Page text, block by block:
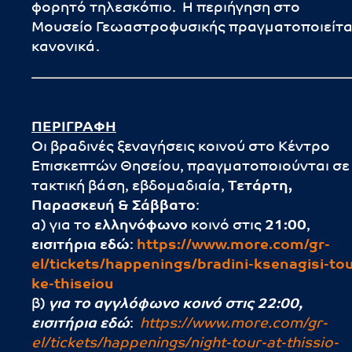
φορητό τηλεσκόπιο. Η περιήγηση στο
Μουσείο Γεωαστροφυσικής
κανονικά.
ΠΕΡΙΓΡΑΦΗ
Οι βραδινές ξεναγήσεις κοινού στο Κέντρο
Επισκεπτών Θησείου, πραγματοποιούνται σε
τακτική βάση, εβδομαδιαία, Τετάρτη,
Παρασκευή & Σάββατο:
α) για το ελληνόφωνο κοινό στις 21:00,
εισιτήρια εδώ: https://www.more.com/gr-
el/tickets/happenings/bradini-ksenagisi-
ke-thiseiou
β) για το αγγλόφωνο κοινό στις 22:00,
εισιτήρια εδώ: https://www.more.com/gr-
el/tickets/happenings/night-tour-at-thissio-